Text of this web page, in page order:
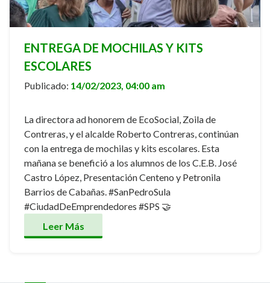
ENTREGA DE MOCHILAS Y KITS
ESCOLARES
Publicado: 14/02/2023, 04:00 am
La directora ad honorem de EcoSocial, Zoila de
Contreras, y el alcalde Roberto Contreras, continúan
con la entrega de mochilas y kits escolares. Esta
mañana se benefició a los alumnos de los C.E.B. José
Castro López, Presentación Centeno y Petronila
Barrios de Cabañas. #SanPedroSula
#CiudadDeEmprendedores #SPS 🤝
Leer Más